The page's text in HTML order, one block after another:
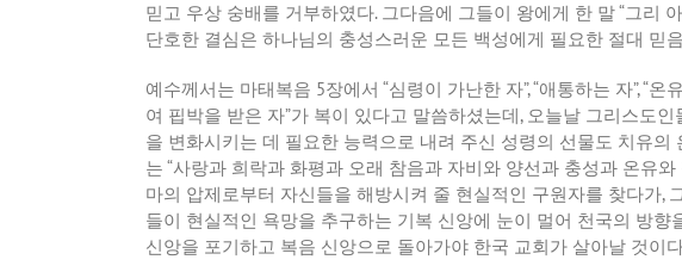
믿고 우상 숭배를 거부하였다. 그다음에 그들이 왕에게 한 말“그리
단호한 결심은 하나님의 충성스러운 모든 백성에게 필요한 절대 믿
예수께서는 마태복음 5장에서 “심령이 가난한 자”, “애통하는 자”, “온
여 핍박을 받은 자”가 복이 있다고 말씀하셨는데, 오늘날 그리스도
을 변화시키는 데 필요한 능력으로 내려 주신 성령의 선물도 치유의
는 “사랑과 희락과 화평과 오래 참음과 자비와 양선과 충성과 온유와
마의 압제로부터 자신들을 해방시켜 줄 현실적인 구원자를 찾다가,
들이 현실적인 욕망을 추구하는 기복 신앙에 눈이 멀어 천국의 방향
신앙을 포기하고 복음 신앙으로 돌아가야 한국 교회가 살아날 것이